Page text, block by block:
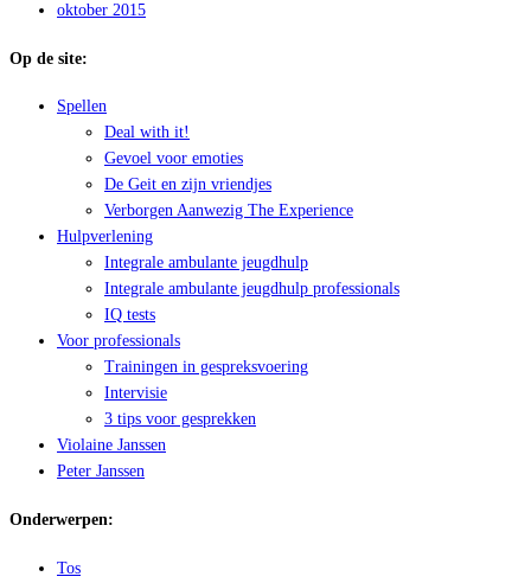
oktober 2015
Op de site:
Spellen
Deal with it!
Gevoel voor emoties
De Geit en zijn vriendjes
Verborgen Aanwezig The Experience
Hulpverlening
Integrale ambulante jeugdhulp
Integrale ambulante jeugdhulp professionals
IQ tests
Voor professionals
Trainingen in gespreksvoering
Intervisie
3 tips voor gesprekken
Violaine Janssen
Peter Janssen
Onderwerpen:
Tos